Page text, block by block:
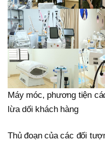
Máy móc, phương tiện
lừa dối khách hàng
Thủ đoạn của các đối